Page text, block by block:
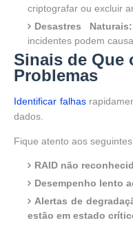
criptografar ou excluir
Desastres Naturais:
incidentes podem
Sinais de Que
Problemas
Identificar falhas
dados.
Fique atento aos
RAID não
Desempenho lento
Alertas de
estão em estado